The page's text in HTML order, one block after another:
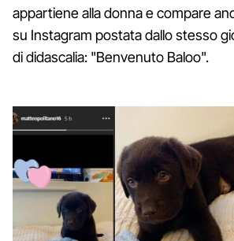
appartiene alla donna e compare
su Instagram postata dallo stesso
di didascalia: "Benvenuto Baloo".